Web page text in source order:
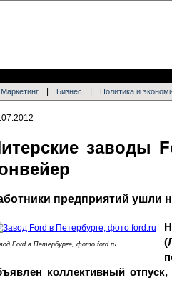
Маркетинг Бизнес Политика и
заводы
предприятий ушли
Ford в Петербурге, фото ford.ru
коллективный